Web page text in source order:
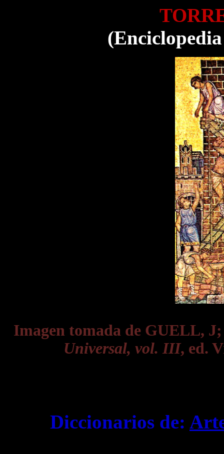
Imagen tomada de GUELL,
Universal, vol. III, ed.
Diccionarios de: